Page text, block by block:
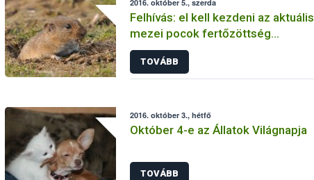
2016. október 5., szerda
Felhívás: el kell kezdeni az aktuális
mezei pocok fertőzöttség
felmérését
TOVÁBB
2016. október 3., hétfő
Október 4-e az Állatok Világnapja
TOVÁBB